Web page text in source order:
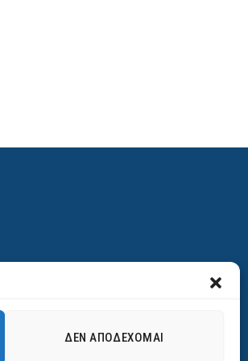
ΔΕΝ ΑΠΟΔΈΧΟΜΑΙ